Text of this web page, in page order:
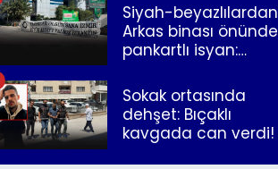
Siyah-beyazlılardan
Arkas binası önünde
pankartlı isyan:
İzmir"
Sokak ortasında
dehşet: Bıçaklı
kavgada can verdi!